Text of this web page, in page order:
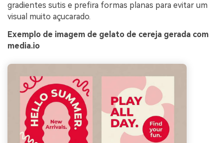
gradientes sutis e prefira formas planas para evitar um
visual muito açucarado.
Exemplo de imagem de gelato de cereja gerada com
media.io